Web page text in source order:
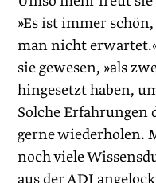
»Es ist immer
man nicht
sie gewesen, »als
hingesetzt haben,
Solche
gerne wiederholen.
noch viele